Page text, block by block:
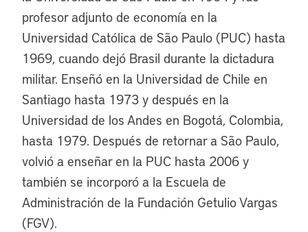
profesor adjunto de economía en la
Universidad Católica de São Paulo (PUC) hasta
1969, cuando dejó Brasil durante la dictadura
militar. Enseñó en la Universidad de Chile en
Santiago hasta 1973 y después en la
Universidad de los Andes en Bogotá, Colombia,
hasta 1979. Después de retornar a São Paulo,
volvió a enseñar en la PUC hasta 2006 y
también se incorporó a la Escuela de
Administración de la Fundación Getulio Vargas
(FGV).